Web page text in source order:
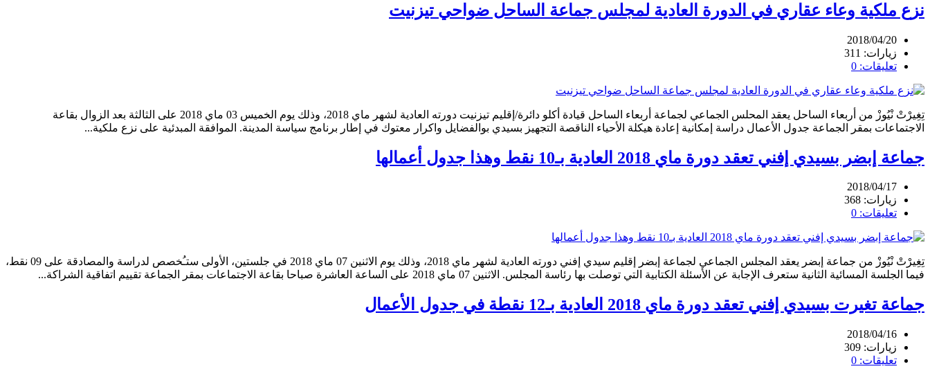
نزع ملكية وعاء عقاري في الدورة العادية لمجلس جماعة الساحل ضواحي تيزنيت
2018/04/20
زيارات: 311
تعليقات: 0
تِغِيرْتْ نْيُوزْ من أربعاء الساحل يعقد المحلس الجماعي لجماعة أربعاء الساحل قيادة أكلو دائرة/إقليم تيزنيت دورته العادية لشهر ماي 2018، وذلك يوم الخميس 03 ماي 2018 على الثالثة بعد الزوال بقاعة
الاجتماعات بمقر الجماعة جدول الأعمال دراسة إمكانية إعادة هيكلة الأحياء الناقصة التجهيز بسيدي بوالفضايل واكرار معتوك في إطار برنامج سياسة المدينة. الموافقة المبدئية على نزع ملكية...
جماعة إبضر بسيدي إفني تعقد دورة ماي 2018 العادية بـ10 نقط وهذا جدول أعمالها
2018/04/17
زيارات: 368
تعليقات: 0
تِغِيرْتْ نْيُوزْ من جماعة إبضر يعقد المجلس الجماعي لجماعة إبضر إقليم سيدي إفني دورته العادية لشهر ماي 2018، وذلك يوم الاثنين 07 ماي 2018 في جلستين، الأولى ستـُخصص لدراسة والمصادقة على 09 نقط،
فيما الجلسة المسائية الثانية ستعرف الإجابة عن الأسئلة الكتابية التي توصلت بها رئاسة المجلس. الاثنين 07 ماي 2018 على الساعة العاشرة صباحا بقاعة الاجتماعات بمقر الجماعة تقييم اتفاقية الشراكة...
جماعة تغيرت بسيدي إفني تعقد دورة ماي 2018 العادية بـ12 نقطة في جدول الأعمال
2018/04/16
زيارات: 309
تعليقات: 0